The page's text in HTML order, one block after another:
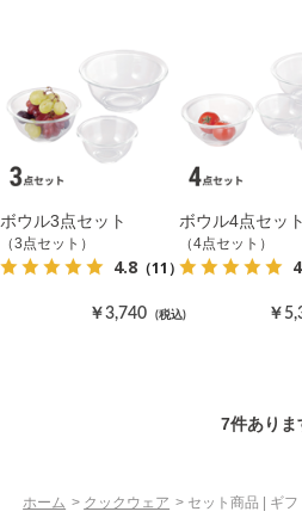
ボウル3点セット
（3点セット）
￥3,740 (税込)
4.8 （11）
ボウル4点セット
（4点セット）
￥
7件ありま
ホーム > クックウェア > セット商品 | ギフ